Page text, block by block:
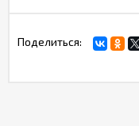
Поделиться: